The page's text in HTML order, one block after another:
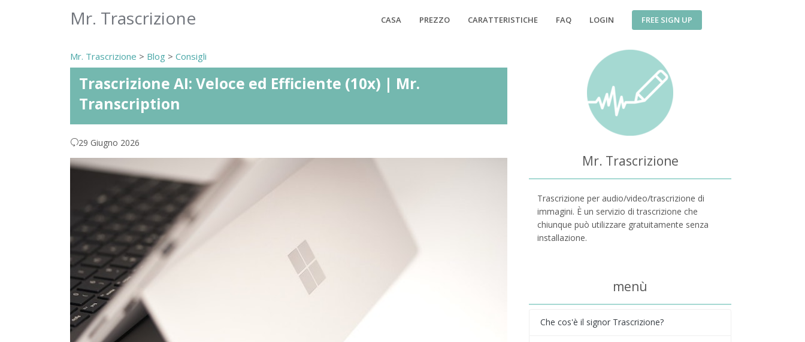
Mr. Trascrizione CASA PREZZO CARATTERISTICHE FAQ LOGIN FREE SIGN UP
Mr. Trascrizione > Blog > Consigli
Trascrizione AI: Veloce ed Efficiente (10x) | Mr.
Transcription
29 Giugno 2026
Mr. Trascrizione
Trascrizione per audio/video/trascrizione di
immagini. È un servizio di trascrizione che
chiunque può utilizzare gratuitamente senza
installazione.
menù
Che cos'è il signor Trascrizione?